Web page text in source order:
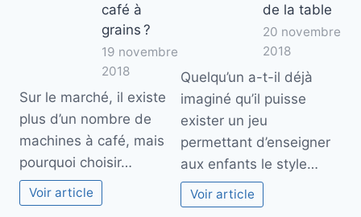
café à
grains ?
19 novembre
2018
Sur le marché, il existe
plus d’un nombre de
machines à café, mais
pourquoi choisir…
Voir article
de la table
20 novembre
2018
Quelqu’un a-t-il déjà
imaginé qu’il puisse
exister un jeu
permettant d’enseigner
aux enfants le style…
Voir article